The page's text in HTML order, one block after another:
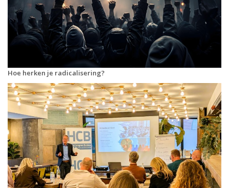
Hoe herken je radicalisering?